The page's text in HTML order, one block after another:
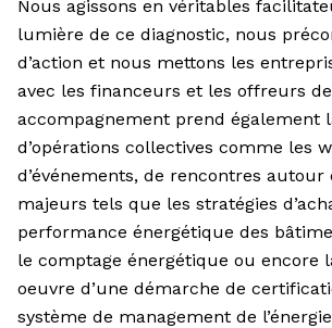
Nous agissons en véritables
lumière de ce diagnostic, nous
d’action et nous mettons les
avec les financeurs et les offreurs
accompagnement prend également
d’opérations collectives comme les
d’événements, de rencontres autour
majeurs tels que les stratégies
performance énergétique des
le comptage énergétique ou encore
oeuvre d’une démarche de
système de management de